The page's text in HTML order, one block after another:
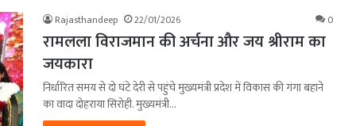
Rajasthandeep 22/01/2026 0
रामलला विराजमान की अर्चना और जय श्रीराम का
जयकारा
निर्धारित समय से दो घंटे देरी से पहुंचे मुख्यमंत्री प्रदेश में विकास की गंगा बहाने
का वादा दोहराया सिरोही. मुख्यमंत्री…